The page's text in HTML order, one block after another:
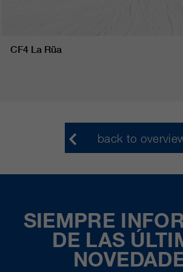
CF4 La Rüa
back to
SIEMPRE
DE LAS